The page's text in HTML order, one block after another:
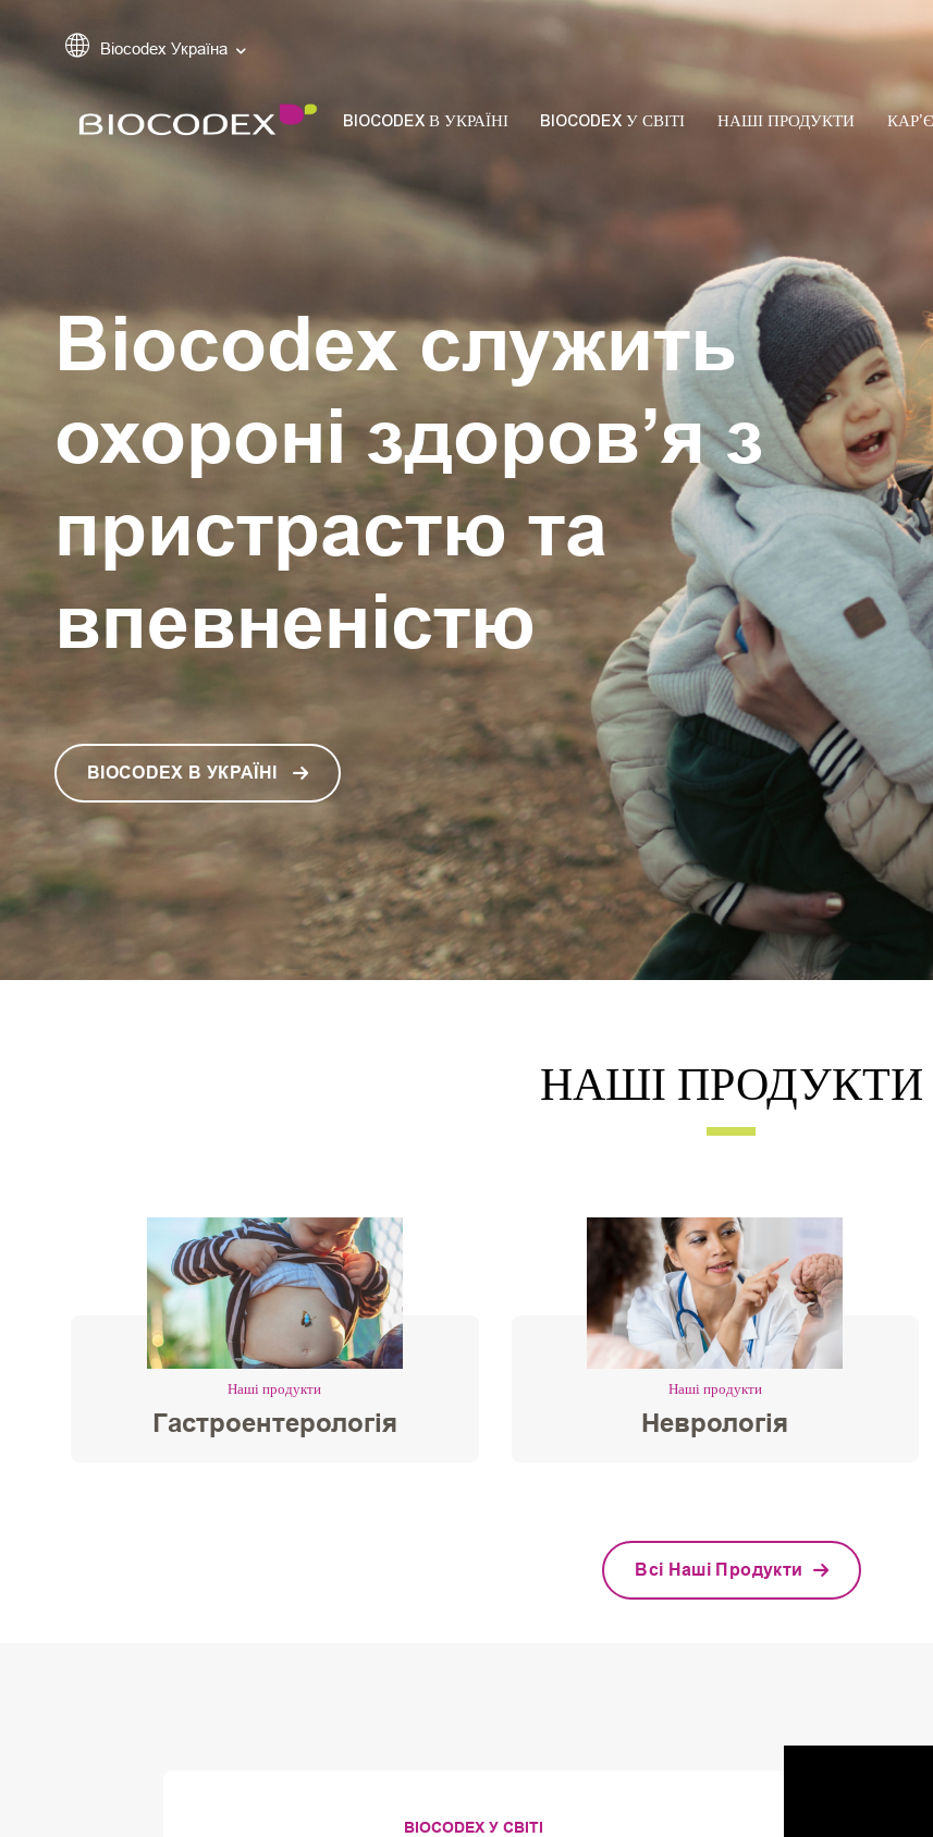
Biocodex Україна
BIOCODEX В УКРАЇНІ BIOCODEX У СВІТІ НАШІ ПРОДУКТИ
Biocodex служить
охороні здоров’я з
пристрастю та
впевненістю
BIOCODEX В УКРАЇНІ
НАШІ ПРОДУКТИ
Наші продукти
Гастроентерологія
Наші продукти
Неврологія
Всі Наші Продукти
BIOCODEX У СВІТІ